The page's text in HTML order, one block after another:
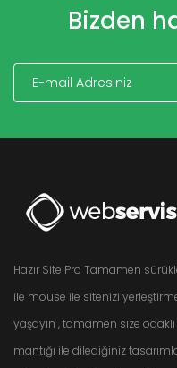
Bizden
Hazır Site Pro Tamamen
ile mouse ile sitenizi
yaşayın , tamamen size
mantığı ile dilediğiniz